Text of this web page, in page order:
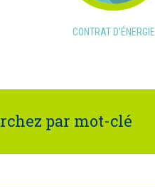
CONTRAT D'ÉNERGIE
par mot-clé